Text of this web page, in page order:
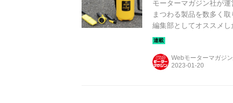
モーターマガジン社が
まつわる製品を数多く
編集部としてオススメし
シュ＆クリーン EX」だ。
Webモーターマガジ